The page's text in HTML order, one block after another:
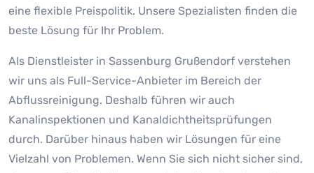
eine flexible Preispolitik. Unsere Spezialisten finden die
beste Lösung für Ihr Problem.
Als Dienstleister in Sassenburg Grußendorf verstehen
wir uns als Full-Service-Anbieter im Bereich der
Abflussreinigung. Deshalb führen wir auch
Kanalinspektionen und Kanaldichtheitsprüfungen
durch. Darüber hinaus haben wir Lösungen für eine
Vielzahl von Problemen. Wenn Sie sich nicht sicher sind,